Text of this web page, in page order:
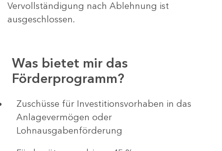
Vervollständigung nach Ablehnung ist
ausgeschlossen.
Was bietet mir das
Förderprogramm?
​​​​​​Zuschüsse für Investitionsvorhaben in das
Anlagevermögen oder
Lohnausgabenförderung